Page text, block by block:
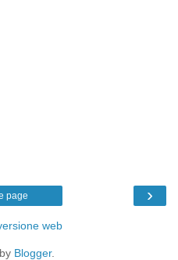
›
page
web
Blogger.